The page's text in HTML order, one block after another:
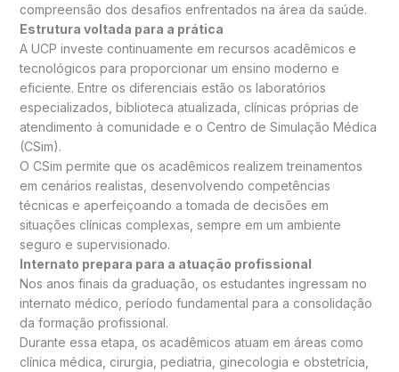
compreensão dos desafios enfrentados na área da saúde.
Estrutura voltada para a prática
A UCP investe continuamente em recursos acadêmicos e
tecnológicos para proporcionar um ensino moderno e
eficiente. Entre os diferenciais estão os laboratórios
especializados, biblioteca atualizada, clínicas próprias de
atendimento à comunidade e o Centro de Simulação Médica
(CSim).
O CSim permite que os acadêmicos realizem treinamentos
em cenários realistas, desenvolvendo competências
técnicas e aperfeiçoando a tomada de decisões em
situações clínicas complexas, sempre em um ambiente
seguro e supervisionado.
Internato prepara para a atuação profissional
Nos anos finais da graduação, os estudantes ingressam no
internato médico, período fundamental para a consolidação
da formação profissional.
Durante essa etapa, os acadêmicos atuam em áreas como
clínica médica, cirurgia, pediatria, ginecologia e obstetrícia,